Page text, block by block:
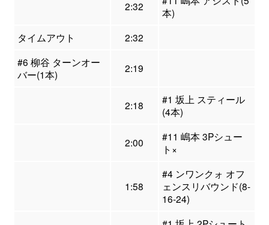
2:32
本)
タイムアウト
2:32
#6 柳谷 ターンオー
バー(1本)
2:19
2:18
#1 坂上 スティール
(4本)
2:00
#11 嶋本 3Pシュー
ト×
1:58
#4 ンワンクォ オフ
ェンスリバウンド(8-
16-24)